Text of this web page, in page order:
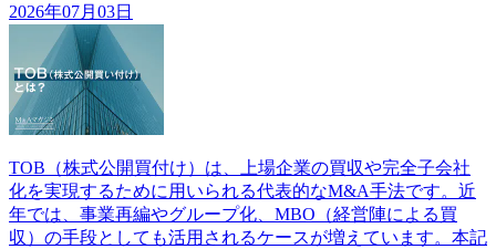
2026年07月03日
TOB（株式公開買付け）は、上場企業の買収や完全子会社
化を実現するために用いられる代表的なM&A手法です。近
年では、事業再編やグループ化、MBO（経営陣による買
収）の手段としても活用されるケースが増えています。本記